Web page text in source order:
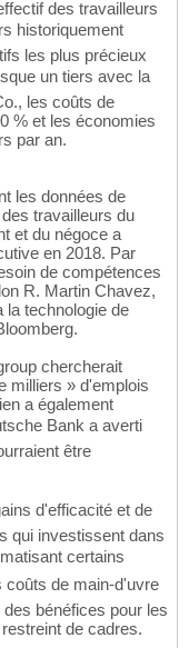
des travailleurs
historiquement
les plus précieux
un tiers avec la
les coûts de
% et les économies
par an.
les données de
travailleurs du
et du négoce a
en 2018. Par
de compétences
R. Martin Chavez,
la technologie de
chercherait
milliers » d'emplois
a également
Bank a averti
être
d'efficacité et de
qui investissent dans
certains
de main-d'uvre
bénéfices pour les
de cadres.